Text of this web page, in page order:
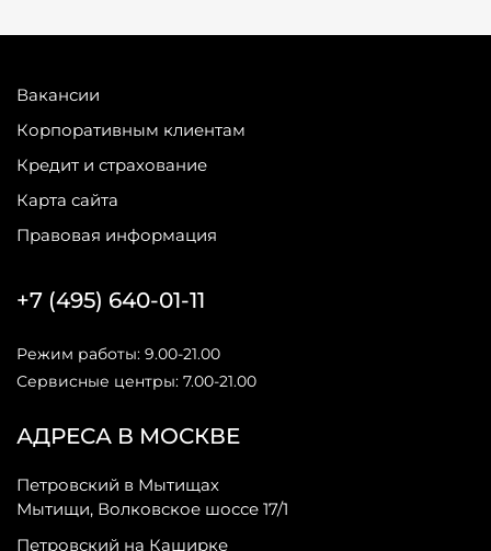
Вакансии
Корпоративным клиентам
Кредит и страхование
Карта сайта
Правовая информация
АДРЕСА В МОСКВЕ
Петровский в Мытищах
Мытищи, Волковское шоссе 17/1
Петровский на Каширке
+7 (495) 640-01-11
Режим работы: 9.00-21.00
Сервисные центры: 7.00-21.00